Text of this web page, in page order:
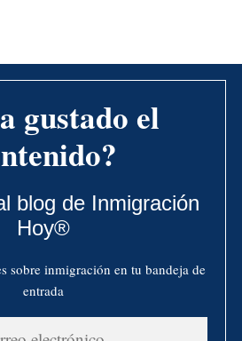
gustado el
blog de Inmigración
Hoy®
sobre inmigración en tu bandeja de
entrada